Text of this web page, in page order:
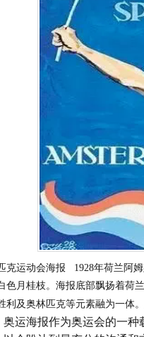
克运动会海报 1928年荷兰阿
色月桂枝。海报底部飘扬着荷
利及奥林匹克等元素融为一体。
奥运海报作为奥运会的一